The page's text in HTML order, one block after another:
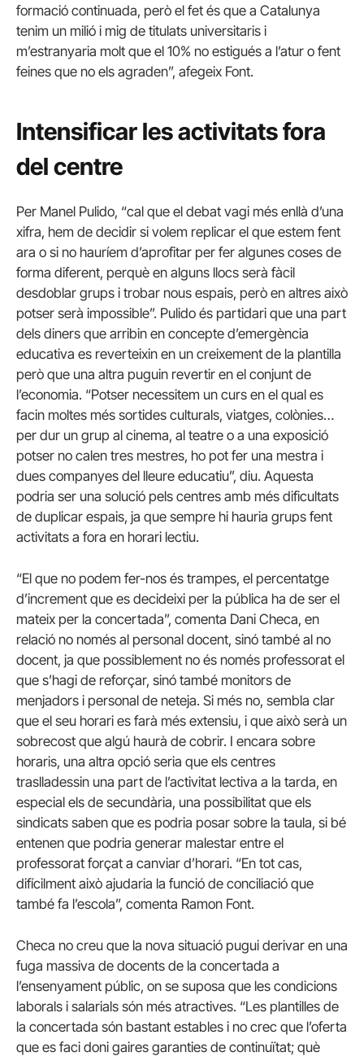
formació continuada, però el fet és que a Catalunya
tenim un milió i mig de titulats universitaris i
m’estranyaria molt que el 10% no estigués a l’atur o fent
feines que no els agraden”, afegeix Font.
Intensificar les activitats fora
del centre
Per Manel Pulido, “cal que el debat vagi més enllà d’una
xifra, hem de decidir si volem replicar el que estem fent
ara o si no hauríem d’aprofitar per fer algunes coses de
forma diferent, perquè en alguns llocs serà fàcil
desdoblar grups i trobar nous espais, però en altres això
potser serà impossible”. Pulido és partidari que una part
dels diners que arribin en concepte d’emergència
educativa es reverteixin en un creixement de la plantilla
però que una altra puguin revertir en el conjunt de
l’economia. “Potser necessitem un curs en el qual es
facin moltes més sortides culturals, viatges, colònies…
per dur un grup al cinema, al teatre o a una exposició
potser no calen tres mestres, ho pot fer una mestra i
dues companyes del lleure educatiu”, diu. Aquesta
podria ser una solució pels centres amb més dificultats
de duplicar espais, ja que sempre hi hauria grups fent
activitats a fora en horari lectiu.
“El que no podem fer-nos és trampes, el percentatge
d’increment que es decideixi per la pública ha de ser el
mateix per la concertada”, comenta Dani Checa, en
relació no només al personal docent, sinó també al no
docent, ja que possiblement no és només professorat el
que s’hagi de reforçar, sinó també monitors de
menjadors i personal de neteja. Si més no, sembla clar
que el seu horari es farà més extensiu, i que això serà un
sobrecost que algú haurà de cobrir. I encara sobre
horaris, una altra opció seria que els centres
traslladessin una part de l’activitat lectiva a la tarda, en
especial els de secundària, una possibilitat que els
sindicats saben que es podria posar sobre la taula, si bé
entenen que podria generar malestar entre el
professorat forçat a canviar d’horari. “En tot cas,
difícilment això ajudaria la funció de conciliació que
també fa l’escola”, comenta Ramon Font.
Checa no creu que la nova situació pugui derivar en una
fuga massiva de docents de la concertada a
l’ensenyament públic, on se suposa que les condicions
laborals i salarials són més atractives. “Les plantilles de
la concertada són bastant estables i no crec que l’oferta
que es faci doni gaires garanties de continuïtat; què